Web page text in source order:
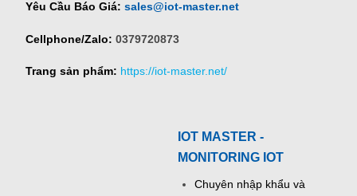
Yêu Cầu Báo Giá: sales@iot-master.net
Cellphone/Zalo: 0379720873
Trang sản phẩm: https://iot-master.net/
IOT MASTER -
MONITORING IOT
Chuyên nhập khẩu và